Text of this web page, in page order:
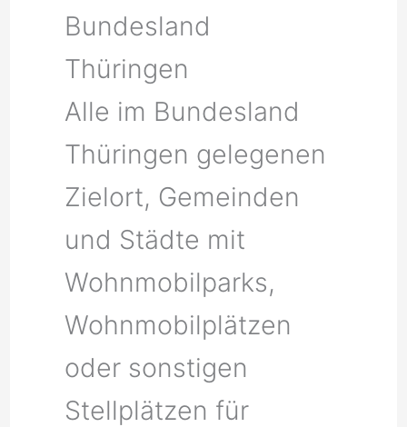
Bundesland
Thüringen
Alle im Bundesland
Thüringen gelegenen
Zielort, Gemeinden
und Städte mit
Wohnmobilparks,
Wohnmobilplätzen
oder sonstigen
Stellplätzen für